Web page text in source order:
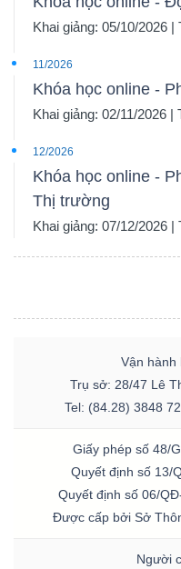
Khai giảng: 05/10/2026
11/2026
Khóa học online -
Khai giảng: 02/11/2026 |
12/2026
Khóa học online -
Thị trường
Khai giảng: 07/12/2026
Vận hành
Trụ sở: 28/47 Lê
Tel: (84.28) 3848
Giấy phép số 48/
Quyết định số 13/
Quyết định số 06/
Được cấp bởi Sở
Người